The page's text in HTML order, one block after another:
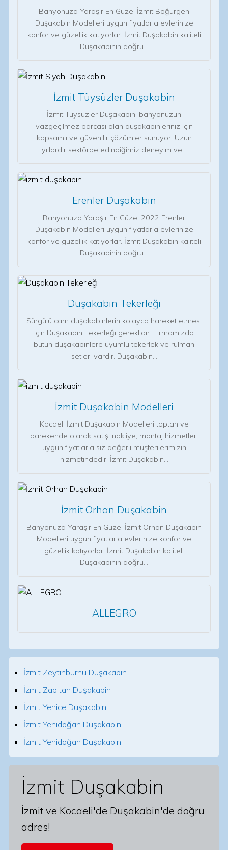
Banyonuza Yaraşır En Güzel İzmit Böğürgen
Duşakabin Modelleri uygun fiyatlarla evlerinize
konfor ve güzellik katıyorlar. İzmit Duşakabin kaliteli
Duşakabinin doğru…
İzmit Tüysüzler Duşakabin
İzmit Tüysüzler Duşakabin, banyonuzun
vazgeçilmez parçası olan duşakabinleriniz için
kapsamlı ve güvenilir çözümler sunuyor. Uzun
yıllardır sektörde edindiğimiz deneyim ve…
Erenler Duşakabin
Banyonuza Yaraşır En Güzel 2022 Erenler
Duşakabin Modelleri uygun fiyatlarla evlerinize
konfor ve güzellik katıyorlar. İzmit Duşakabin kaliteli
Duşakabinin doğru…
Duşakabin Tekerleği
Sürgülü cam duşakabinlerin kolayca hareket etmesi
için Duşakabin Tekerleği gereklidir. Firmamızda
bütün duşakabinlere uyumlu tekerlek ve rulman
setleri vardır. Duşakabin…
İzmit Duşakabin Modelleri
Kocaeli İzmit Duşakabin Modelleri toptan ve
parekende olarak satış, nakliye, montaj hizmetleri
uygun fiyatlarla siz değerli müşterilerimizin
hizmetindedir. İzmit Duşakabin…
İzmit Orhan Duşakabin
Banyonuza Yaraşır En Güzel İzmit Orhan Duşakabin
Modelleri uygun fiyatlarla evlerinize konfor ve
güzellik katıyorlar. İzmit Duşakabin kaliteli
Duşakabinin doğru…
ALLEGRO
İzmit Zeytinburnu Duşakabin
İzmit Zabıtan Duşakabin
İzmit Yenice Duşakabin
İzmit Yenidoğan Duşakabin
İzmit Yenidoğan Duşakabin
İzmit Duşakabin
İzmit ve Kocaeli'de Duşakabin'de doğru
adres!